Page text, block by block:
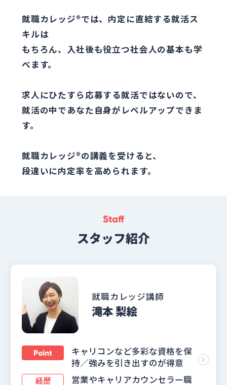
就職カレッジ®では、内定に直結する就活ス
キルは
もちろん、入社後も役立つ社会人の基本も学
べます。
求人にひたすら応募する就活ではないので、
就活の中であなた自身がレベルアップできま
す。
就職カレッジ®の講義を受けると、
段違いに内定率を高められます。
Staff
スタッフ紹介
就職カレッジ講師
滝本 梨絵
Point
キャリコンなど多彩な資格を保
持／強みを引き出すのが得意
経歴
営業やキャリアカウンセラー職